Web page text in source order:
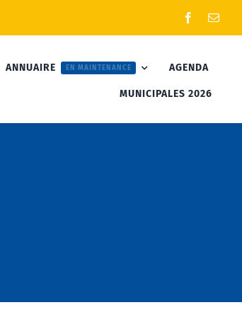
ANNUAIRE EN MAINTENANCE AGENDA
MUNICIPALES 2026